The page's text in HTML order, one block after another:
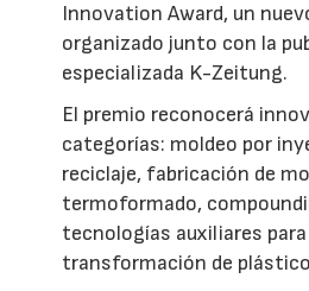
Innovation Award, un
organizado junto con la
especializada K-Zeitung.
El premio reconocerá
categorías: moldeo por
reciclaje, fabricación de
termoformado,
tecnologías auxiliares para
transformación de